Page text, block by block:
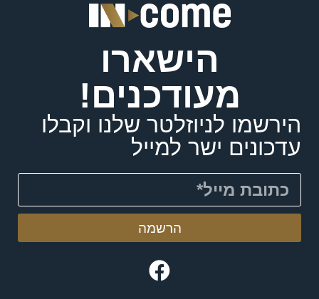
הישארו
מעודכנים!
הירשמו לניוזלטר שלנו וקבלו
עדכונים ישר למייל
הרשמה